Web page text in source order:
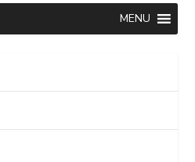
MENU